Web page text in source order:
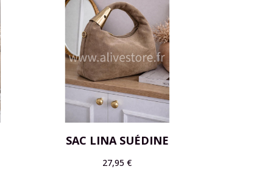
SAC LINA SUÉDINE
27,95 €